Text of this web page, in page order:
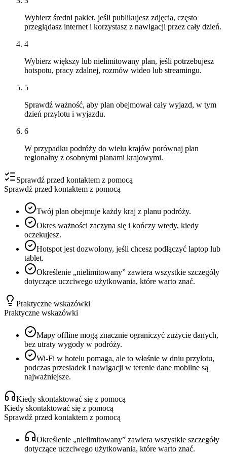
Wybierz średni pakiet, jeśli publikujesz zdjęcia, często
przeglądasz internet i korzystasz z nawigacji przez cały dzień.
4
Wybierz większy lub nielimitowany plan, jeśli potrzebujesz
hotspotu, pracy zdalnej, rozmów wideo lub streamingu.
5
Sprawdź ważność, aby plan obejmował cały wyjazd, w tym
dzień przylotu i wyjazdu.
6
W przypadku podróży do wielu krajów porównaj plan
regionalny z osobnymi planami krajowymi.
Sprawdź przed kontaktem z pomocą
Sprawdź przed kontaktem z pomocą
Twój plan obejmuje każdy kraj z planu podróży.
Okres ważności zaczyna się i kończy wtedy, kiedy
oczekujesz.
Hotspot jest dozwolony, jeśli chcesz podłączyć laptop lub
tablet.
Określenie „nielimitowany” zawiera wszystkie szczegóły
dotyczące uczciwego użytkowania, które warto znać.
Praktyczne wskazówki
Praktyczne wskazówki
Mapy offline mogą znacznie ograniczyć zużycie danych,
bez utraty wygody w podróży.
Wi‑Fi w hotelu pomaga, ale to właśnie w dniu przylotu,
podczas przesiadek i nawigacji w terenie dane mobilne są
najważniejsze.
Kiedy skontaktować się z pomocą
Kiedy skontaktować się z pomocą
Sprawdź przed kontaktem z pomocą
Określenie „nielimitowany” zawiera wszystkie szczegóły
dotyczące uczciwego użytkowania, które warto znać.